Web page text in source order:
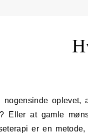
Eller at gamle
er en